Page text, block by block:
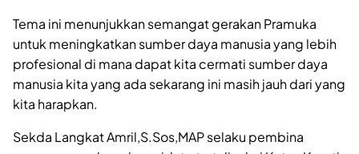
Tema ini menunjukkan semangat gerakan Pramuka
untuk meningkatkan sumber daya manusia yang lebih
profesional di mana dapat kita cermati sumber daya
manusia kita yang ada sekarang ini masih jauh dari yang
kita harapkan.
Sekda Langkat Amril,S.Sos,MAP selaku pembina